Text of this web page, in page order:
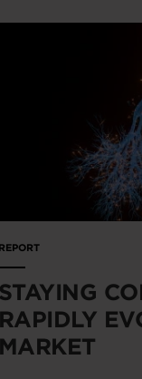
REPORT
STAYING
RAPIDLY
MARKET